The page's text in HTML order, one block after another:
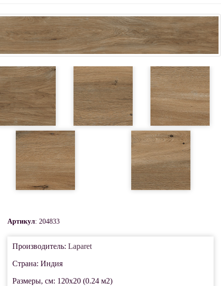
Артикул: 204833
Производитель: Laparet
Страна: Индия
Размеры, см: 120x20 (0.24 м2)